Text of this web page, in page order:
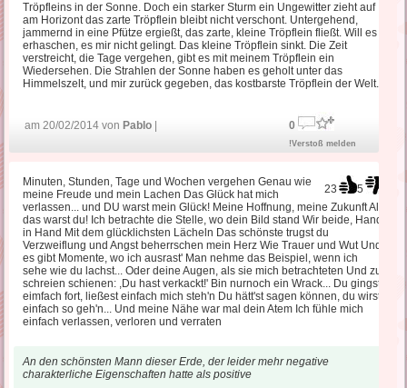
Tröpfleins in der Sonne. Doch ein starker Sturm ein Ungewitter zieht auf
am Horizont das zarte Tröpflein bleibt nicht verschont. Untergehend,
jammernd in eine Pfütze ergießt, das zarte, kleine Tröpflein fließt. Will es
erhaschen, es mir nicht gelingt. Das kleine Tröpflein sinkt. Die Zeit
verstreicht, die Tage vergehen, gibt es mit meinem Tröpflein ein
Wiedersehen. Die Strahlen der Sonne haben es geholt unter das
Himmelszelt, und mir zurück gegeben, das kostbarste Tröpflein der Welt.
am 20/02/2014 von Pablo 0
!Verstoß melden
23 5
Minuten, Stunden, Tage und Wochen vergehen Genau wie
meine Freude und mein Lachen Das Glück hat mich
verlassen... und DU warst mein Glück! Meine Hoffnung, meine Zukunft All
das warst du! Ich betrachte die Stelle, wo dein Bild stand Wir beide, Hand
in Hand Mit dem glücklichsten Lächeln Das schönste trugst du
Verzweiflung und Angst beherrschen mein Herz Wie Trauer und Wut Und
es gibt Momente, wo ich ausrast' Man nehme das Beispiel, wenn ich
sehe wie du lachst... Oder deine Augen, als sie mich betrachteten Und zu
schreien schienen: ,Du hast verkackt!' Bin nurnoch ein Wrack... Du gingst
eimfach fort, ließest einfach mich steh'n Du hätt'st sagen können, du wirst
einfach so geh'n... Und meine Nähe war mal dein Atem Ich fühle mich
einfach verlassen, verloren und verraten
An den schönsten Mann dieser Erde, der leider mehr negative
charakterliche Eigenschaften hatte als positive